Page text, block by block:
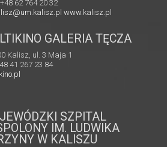
62 764 20 32
www.kalisz.pl
GALERIA TĘCZA
Kalisz, ul. 3 Maja 1
41 267 23 84
SZPITAL
IM. LUDWIKA
W KALISZU